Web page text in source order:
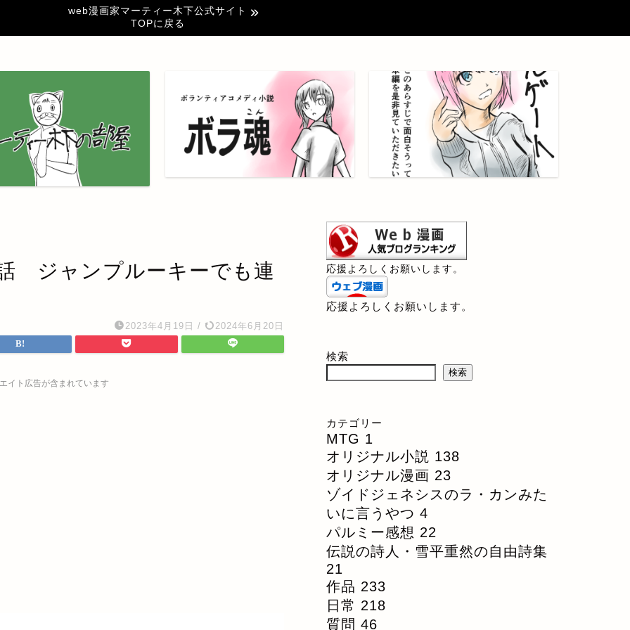
web漫画家マーティー木下公式サイト
TOPに戻る
ジャンプルーキーでも連
2023年4月19日 / 2024年6月20日
イト広告が含まれています
応援よろしくお願いします。
応援よろしくお願いします。
検索
検索
カテゴリー
MTG 1
オリジナル小説 138
オリジナル漫画 23
ゾイドジェネシスのラ・カンみた
いに言うやつ 4
パルミー感想 22
伝説の詩人・雪平重然の自由詩集
21
作品 233
日常 218
質問 46